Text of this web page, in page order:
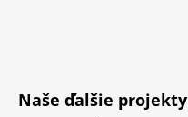
Naše ďalšie projekty